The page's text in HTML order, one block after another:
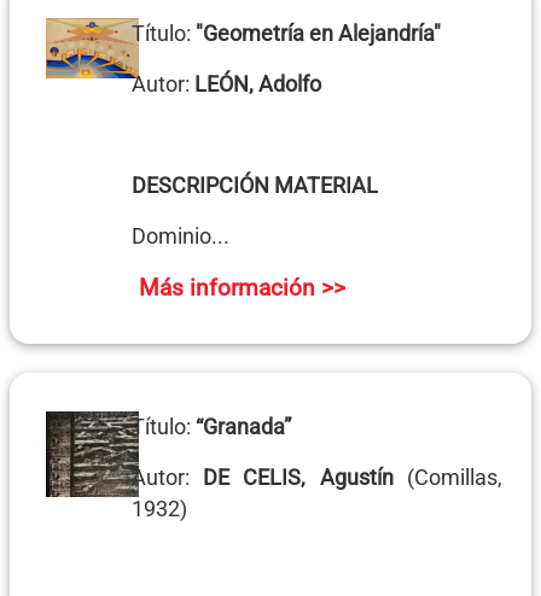
Título: "Geometría en Alejandría"
Autor: LEÓN, Adolfo
DESCRIPCIÓN MATERIAL
Dominio...
Más información >>
Título: “Granada”
Autor: DE CELIS, Agustín(Comillas,
1932)